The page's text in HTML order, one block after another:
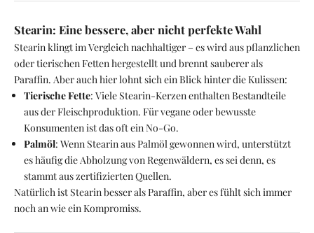
Stearin: Eine bessere, aber nicht perfekte Wahl
Stearin klingt im Vergleich nachhaltiger – es wird aus pflanzlichen
oder tierischen Fetten hergestellt und brennt sauberer als
Paraffin. Aber auch hier lohnt sich ein Blick hinter die Kulissen:
Tierische Fette: Viele Stearin-Kerzen enthalten Bestandteile
aus der Fleischproduktion. Für vegane oder bewusste
Konsumenten ist das oft ein No-Go.
Palmöl: Wenn Stearin aus Palmöl gewonnen wird, unterstützt
es häufig die Abholzung von Regenwäldern, es sei denn, es
stammt aus zertifizierten Quellen.
Natürlich ist Stearin besser als Paraffin, aber es fühlt sich immer
noch an wie ein Kompromiss.